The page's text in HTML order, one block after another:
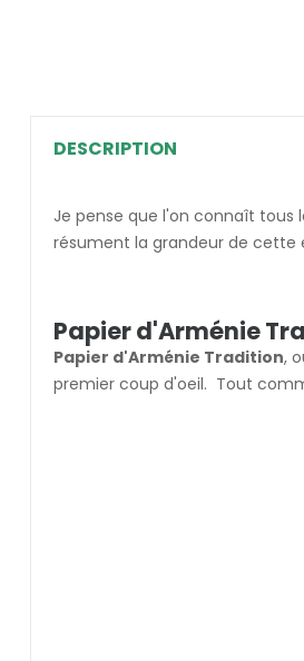
DESCRIPTION
Je pense que l'on connaît tous
résument la grandeur de cette
Papier d'Arménie
Papier d'Arménie Tradition,
premier coup d'oeil. Tout